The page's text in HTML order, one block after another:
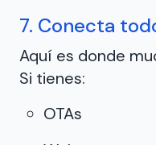
7. Conecta
Aquí es donde
Si tienes:
OTAs